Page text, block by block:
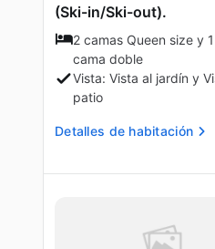
(Ski-in/Ski-out).
2 camas Queen size y
cama doble
Vista: Vista al jardín y
patio
Detalles de habitación